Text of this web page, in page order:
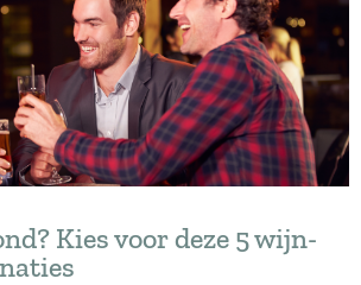
Kies voor deze 5 wijn-